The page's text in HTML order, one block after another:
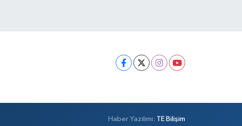
Haber Yazılımı: TE Bilişim